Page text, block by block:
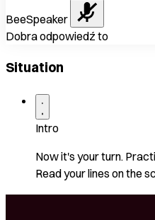
BeeSpeaker
Dobra odpowiedź to
Situation
Intro
Now it's your turn.
Read your lines on the